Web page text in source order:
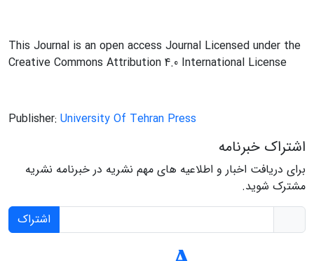
This Journal is an open access Journal Licensed under the
Creative Commons Attribution 4.0 International License
Publisher: University Of Tehran Press
اشتراک خبرنامه
برای دریافت اخبار و اطلاعیه های مهم نشریه در خبرنامه نشریه
مشترک شوید.
اشتراک